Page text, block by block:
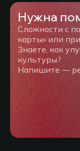
Нужна
Сложности с
карты» или
Знаете, как
культуры?
Напишите —